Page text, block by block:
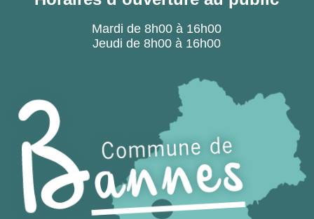
Mardi de 8h00 à 16h00
Jeudi de 8h00 à 16h00